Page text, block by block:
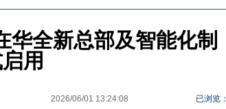
华全新总部及智能化制
用
2026/06/01 13:24:08 已浏览：